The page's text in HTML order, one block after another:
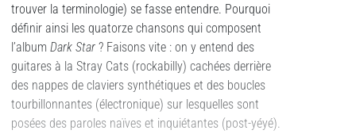
trouver la terminologie) se fasse entendre. Pourquoi
définir ainsi les quatorze chansons qui composent
l’album Dark Star ? Faisons vite : on y entend des
guitares à la Stray Cats (rockabilly) cachées derrière
des nappes de claviers synthétiques et des boucles
tourbillonnantes (électronique) sur lesquelles sont
posées des paroles naïves et inquiétantes (post-yéyé).